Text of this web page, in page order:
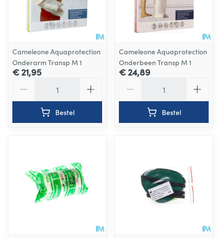
Cameleone Aquaprotection
Onderarm Transp M 1
€ 21,95
Bestel
Cameleone Aquaprotection
Onderbeen Transp M 1
€ 24,89
Bestel